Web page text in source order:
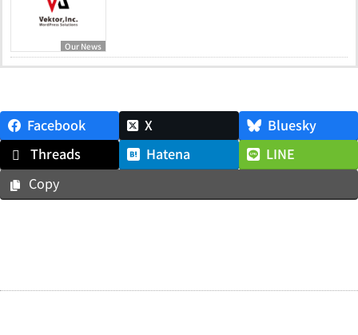
Our News
Facebook X
Bluesky
Threads
Hatena
LINE
Copy